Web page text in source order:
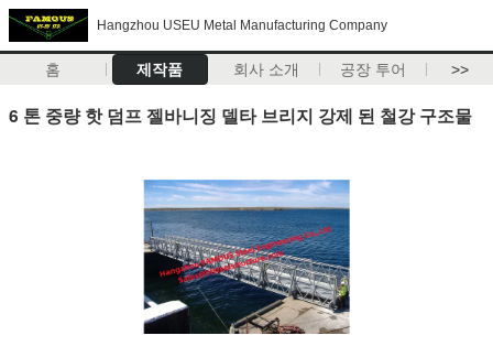
Hangzhou USEU Metal Manufacturing Company
홈 제작품 회사 소개 공장 투어 >>
6 톤 중량 핫 덤프 젤바니징 델타 브리지 강제 된 철강 구조물